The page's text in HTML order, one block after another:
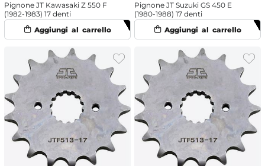
Pignone JT Kawasaki Z 550 F
(1982-1983) 17 denti
Pignone JT Suzuki GS 450 E
(1980-1988) 17 denti